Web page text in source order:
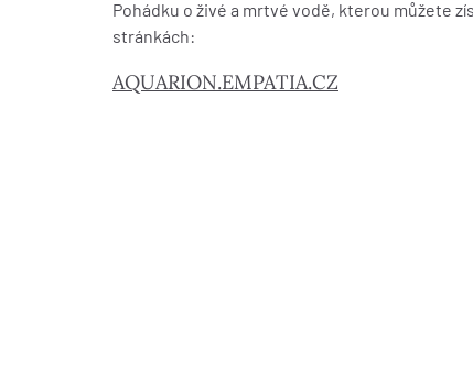
Pohádku o živé a mrtvé vodě, kterou můžete
stránkách:
AQUARION.EMPATIA.CZ